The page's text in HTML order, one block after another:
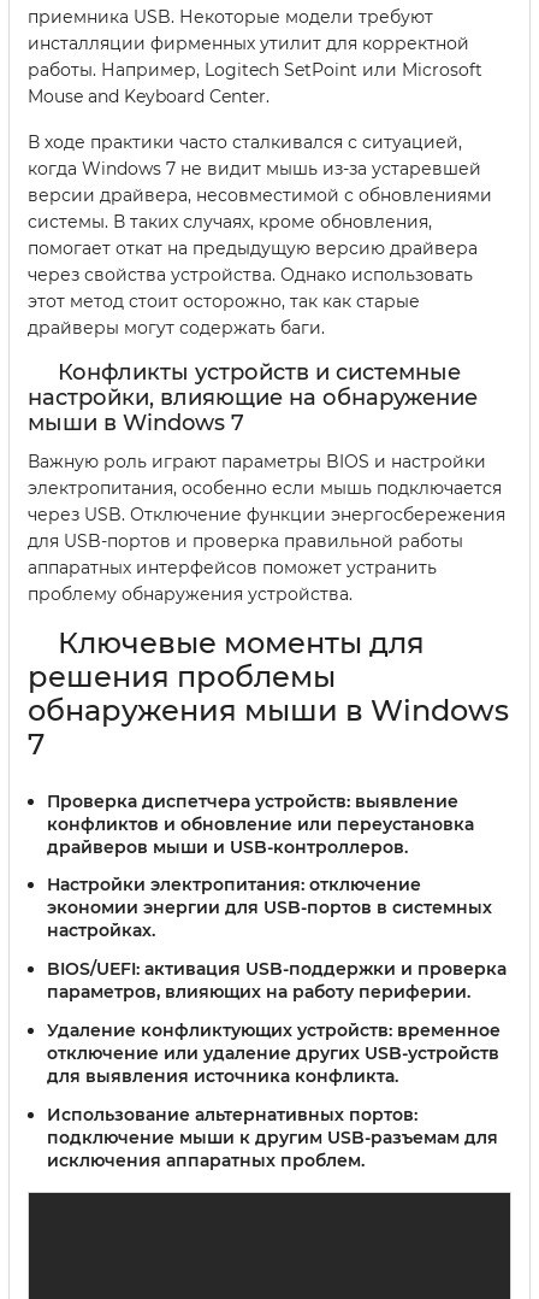
приемника USB. Некоторые модели требуют
инсталляции фирменных утилит для корректной
работы. Например, Logitech SetPoint или Microsoft
Mouse and Keyboard Center.
В ходе практики часто сталкивался с ситуацией,
когда Windows 7 не видит мышь из-за устаревшей
версии драйвера, несовместимой с обновлениями
системы. В таких случаях, кроме обновления,
помогает откат на предыдущую версию драйвера
через свойства устройства. Однако использовать
этот метод стоит осторожно, так как старые
драйверы могут содержать баги.
Конфликты устройств и системные
настройки, влияющие на обнаружение
мыши в Windows 7
Важную роль играют параметры BIOS и настройки
электропитания, особенно если мышь подключается
через USB. Отключение функции энергосбережения
для USB-портов и проверка правильной работы
аппаратных интерфейсов поможет устранить
проблему обнаружения устройства.
Ключевые моменты для
решения проблемы
обнаружения мыши в Windows
7
Проверка диспетчера устройств: выявление
конфликтов и обновление или переустановка
драйверов мыши и USB-контроллеров.
Настройки электропитания: отключение
экономии энергии для USB-портов в системных
настройках.
BIOS/UEFI: активация USB-поддержки и проверка
параметров, влияющих на работу периферии.
Удаление конфликтующих устройств: временное
отключение или удаление других USB-устройств
для выявления источника конфликта.
Использование альтернативных портов:
подключение мыши к другим USB-разъемам для
исключения аппаратных проблем.